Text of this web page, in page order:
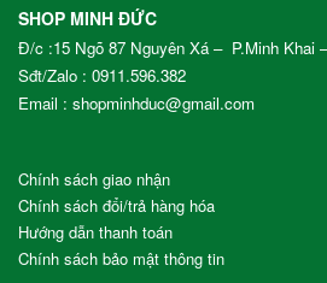
SHOP MINH ĐỨC
Đ/c :15 Ngõ 87 Nguyên Xá – P.Minh Khai
Sđt/Zalo : 0911.596.382
Email : shopminhduc@gmail.com
Chính sách giao nhận
Chính sách đổi/trả hàng hóa
Hướng dẫn thanh toán
Chính sách bảo mật thông tin